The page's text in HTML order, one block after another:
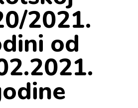
2021.
od